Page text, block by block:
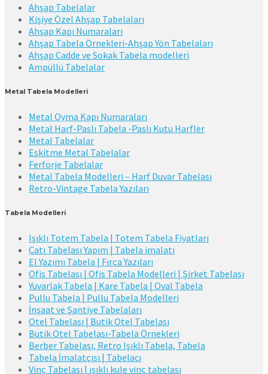
Ahşap Tabelalar
Kişiye Özel Ahşap Tabelaları
Ahşap Kapı Numaraları
Ahşap Tabela Örnekleri-Ahşap Yön Tabelaları
Ahşap Cadde ve Sokak Tabela modelleri
Ampüllü Tabelalar
Metal Tabela Modelleri
Metal Oyma Kapı Numaraları
Metal Harf-Paslı Tabela -Paslı Kutu Harfler
Metal Tabelalar
Eskitme Metal Tabelalar
Ferforje Tabelalar
Metal Tabela Modelleri – Harf Duvar Tabelası
Retro-Vintage Tabela Yazıları
Tabela Modelleri
Işıklı Totem Tabela | Totem Tabela Fiyatları
Çatı Tabelası Yapım | Tabela imalatı
El Yazımı Tabela | Fırça Yazıları
Ofis Tabelası | Ofis Tabela Modelleri | Şirket Tabelası
Yuvarlak Tabela | Kare Tabela | Oval Tabela
Pullu Tabela | Pullu Tabela Modelleri
İnşaat ve Şantiye Tabelaları
Otel Tabelası | Butik Otel Tabelası
Butik Otel Tabelası-Tabela Örnekleri
Berber Tabelası, Retro Işıklı Tabela, Tabela
Tabela İmalatçısı | Tabelacı
Vinç Tabelası | ışıklı kule vinç tabelası